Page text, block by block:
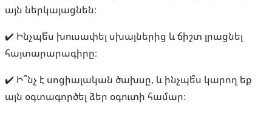
այն ներկայացնեն։
✔️ Ինչպե՞ս խուսափել սխալներից և ճիշտ լրացնել
հայտարարագիրը։
✔️ Ի՞նչ է սոցիալական ծախսը, և ինչպե՞ս կարող եք
այն օգտագործել ձեր օգուտի համար։